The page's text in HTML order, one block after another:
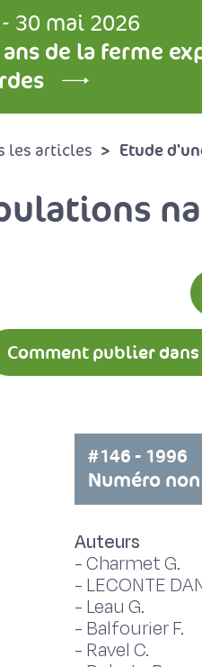
30 mai 2026
de la ferme
les articles Etude
Comment publier dans
#146 - 1996
Numéro
Auteurs
-Charmet G.
- LECONTE
- Leau G.
- Balfourier F.
- Ravel C.